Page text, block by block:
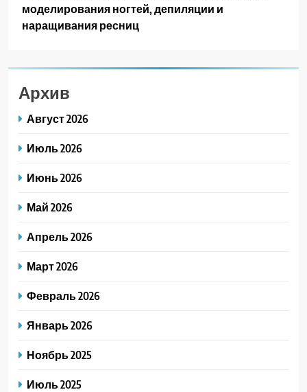
моделирования ногтей, депиляции и
наращивания ресниц
Архив
Август 2026
Июль 2026
Июнь 2026
Май 2026
Апрель 2026
Март 2026
Февраль 2026
Январь 2026
Ноябрь 2025
Июль 2025